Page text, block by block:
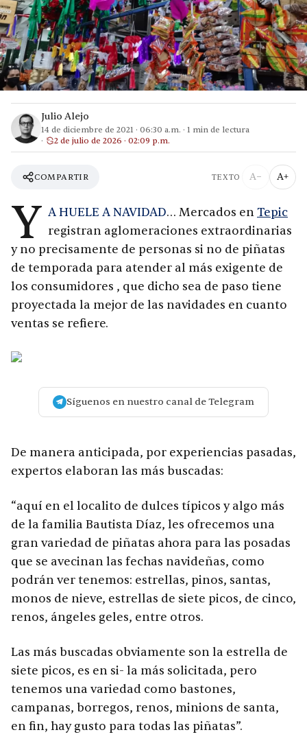
Julio Alejo
14 de diciembre de 2021 · 06:30 a.m. · 1 min de lectura
2 de julio de 2026 · 02:09 p.m.
COMPARTIR TEXTO A− A+
Y A HUELE A NAVIDAD… Mercados enTepic
registran aglomeraciones extraordinarias
y no precisamente de personas si no de piñatas
de temporada para atender al más exigente de
los consumidores , que dicho sea de paso tiene
proyectada la mejor de las navidades en cuanto
ventas se refiere.
Síguenos en nuestro canal de Telegram
De manera anticipada, por experiencias pasadas,
expertos elaboran las más buscadas:
“aquí en el localito de dulces típicos y algo más
de la familia Bautista Díaz, les ofrecemos una
gran variedad de piñatas ahora para las posadas
que se avecinan las fechas navideñas, como
podrán ver tenemos: estrellas, pinos, santas,
monos de nieve, estrellas de siete picos, de cinco,
renos, ángeles geles, entre otros.
Las más buscadas obviamente son la estrella de
siete picos, es en si- la más solicitada, pero
tenemos una variedad como bastones,
campanas, borregos, renos, minions de santa,
en fin, hay gusto para todas las piñatas”.